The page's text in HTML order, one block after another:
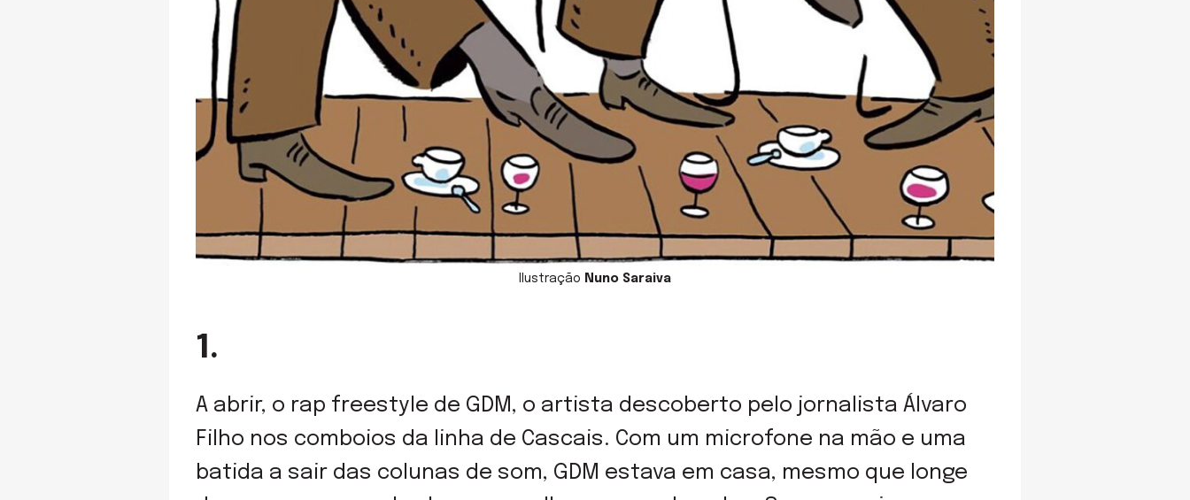
Ilustração Nuno Saraiva
1.
A abrir, o rap freestyle de GDM, o artista descoberto pelo jornalista Álvaro
Filho nos comboios da linha de Cascais. Com um microfone na mão e uma
batida a sair das colunas de som, GDM estava em casa, mesmo que longe